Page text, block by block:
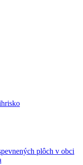
plôch v obci